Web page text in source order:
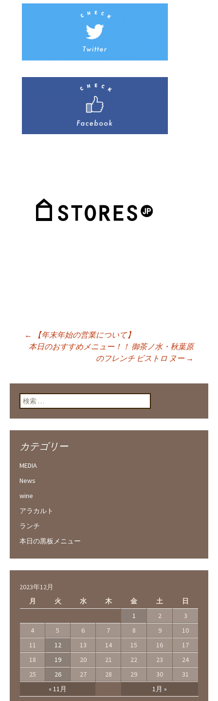
投稿ナビゲーショ
ン
←
【年末年始の営業について】
本日のおすすめメニュー！！ 御茶ノ水・秋葉原
のフレンチ ビストロ ヌー →
検索:
カテゴリー
MEDIA
News
wine
アラカルト
ランチ
本日の黒板メニュー
2023年12月
月
火 水 木 金 土 日
« 11月 1月 »
1 2
3
4
5 6 7 8 9
10
11
12 13 14 15 16
17
18
19 20 21 22 23
24
25
26 27 28 29 30 31